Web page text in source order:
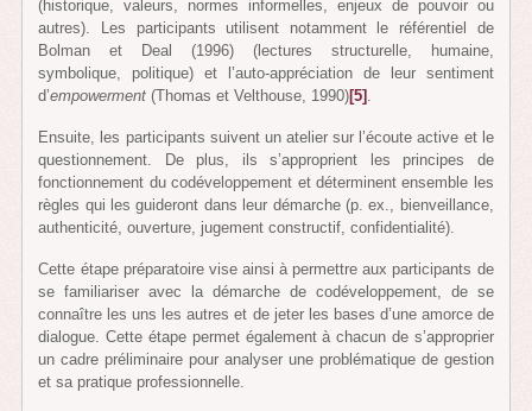
(historique, valeurs, normes informelles, enjeux de pouvoir ou
autres). Les participants utilisent notamment le référentiel de
Bolman et Deal (1996) (lectures structurelle, humaine,
symbolique, politique) et l’auto-appréciation de leur sentiment
d’empowerment(Thomas et Velthouse, 1990)[5] .
Ensuite, les participants suivent un atelier sur l’écoute active et le
questionnement. De plus, ils s’approprient les principes de
fonctionnement du codéveloppement et déterminent ensemble les
règles qui les guideront dans leur démarche (p. ex., bienveillance,
authenticité, ouverture, jugement constructif, confidentialité).
Cette étape préparatoire vise ainsi à permettre aux participants de
se familiariser avec la démarche de codéveloppement, de se
connaître les uns les autres et de jeter les bases d’une amorce de
dialogue. Cette étape permet également à chacun de s’approprier
un cadre préliminaire pour analyser une problématique de gestion
et sa pratique professionnelle.